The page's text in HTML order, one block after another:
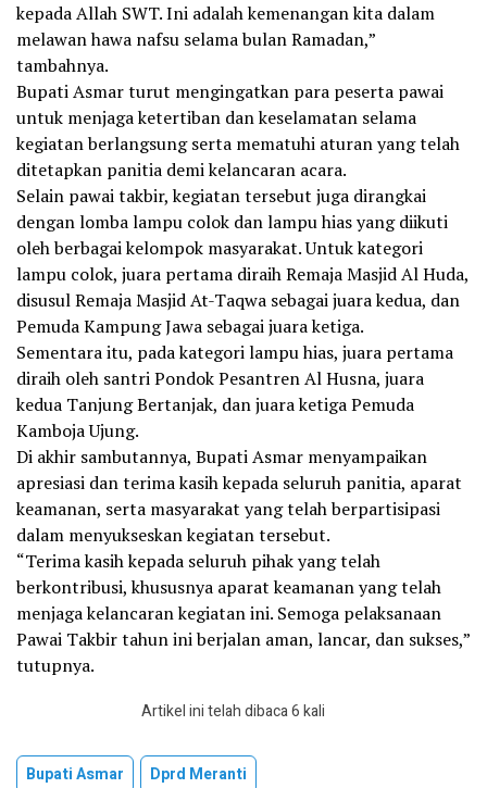
kepada Allah SWT. Ini adalah kemenangan kita dalam
melawan hawa nafsu selama bulan Ramadan,”
tambahnya.
Bupati Asmar turut mengingatkan para peserta pawai
untuk menjaga ketertiban dan keselamatan selama
kegiatan berlangsung serta mematuhi aturan yang telah
ditetapkan panitia demi kelancaran acara.
Selain pawai takbir, kegiatan tersebut juga dirangkai
dengan lomba lampu colok dan lampu hias yang diikuti
oleh berbagai kelompok masyarakat. Untuk kategori
lampu colok, juara pertama diraih Remaja Masjid Al Huda,
disusul Remaja Masjid At-Taqwa sebagai juara kedua, dan
Pemuda Kampung Jawa sebagai juara ketiga.
Sementara itu, pada kategori lampu hias, juara pertama
diraih oleh santri Pondok Pesantren Al Husna, juara
kedua Tanjung Bertanjak, dan juara ketiga Pemuda
Kamboja Ujung.
Di akhir sambutannya, Bupati Asmar menyampaikan
apresiasi dan terima kasih kepada seluruh panitia, aparat
keamanan, serta masyarakat yang telah berpartisipasi
dalam menyukseskan kegiatan tersebut.
“Terima kasih kepada seluruh pihak yang telah
berkontribusi, khususnya aparat keamanan yang telah
menjaga kelancaran kegiatan ini. Semoga pelaksanaan
Pawai Takbir tahun ini berjalan aman, lancar, dan sukses,”
tutupnya.
Artikel ini telah dibaca 6 kali
Bupati Asmar Dprd Meranti